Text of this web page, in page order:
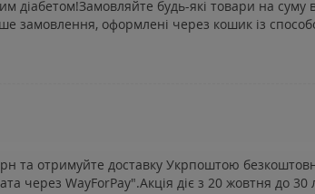
діабетом!Замовляйте будь-які товари на
замовлення, оформлені через кошик із
та отримуйте доставку Укрпоштою
через WayForPay".Акція діє з 20 жовтня до 30